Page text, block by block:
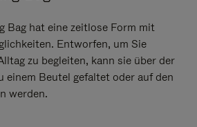
Bag hat eine zeitlose Form mit
Entworfen, um Sie
zu begleiten, kann sie über der
einem Beutel gefaltet oder auf den
werden.